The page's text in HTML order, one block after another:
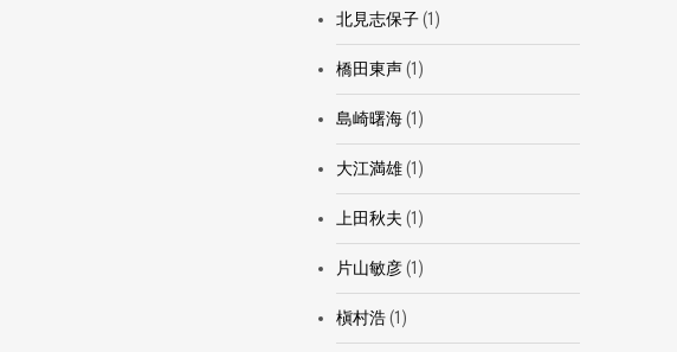
北見志保子(1)
橋田東声(1)
島崎曙海(1)
大江満雄(1)
上田秋夫 (1)
片山敏彦(1)
槇村浩(1)